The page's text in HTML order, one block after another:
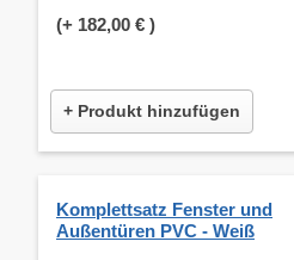
(+ 182,00 € )
+ Produkt hinzufügen
Komplettsatz Fenster und
Außentüren PVC - Weiß